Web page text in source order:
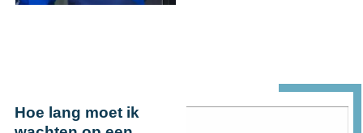
Hoe lang moet ik